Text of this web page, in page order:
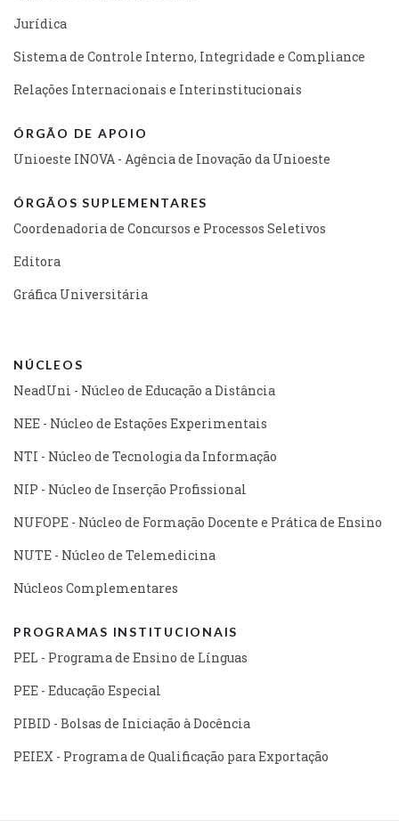
Jurídica
Sistema de Controle Interno, Integridade e Compliance
Relações Internacionais e Interinstitucionais
ÓRGÃO DE APOIO
Unioeste INOVA - Agência de Inovação da Unioeste
ÓRGÃOS SUPLEMENTARES
Coordenadoria de Concursos e Processos Seletivos
Editora
Gráfica Universitária
NÚCLEOS
NeadUni - Núcleo de Educação a Distância
NEE - Núcleo de Estações Experimentais
NTI - Núcleo de Tecnologia da Informação
NIP - Núcleo de Inserção Profissional
NUFOPE - Núcleo de Formação Docente e Prática de Ensino
NUTE - Núcleo de Telemedicina
Núcleos Complementares
PROGRAMAS INSTITUCIONAIS
PEL - Programa de Ensino de Línguas
PEE - Educação Especial
PIBID - Bolsas de Iniciação à Docência
PEIEX - Programa de Qualificação para Exportação